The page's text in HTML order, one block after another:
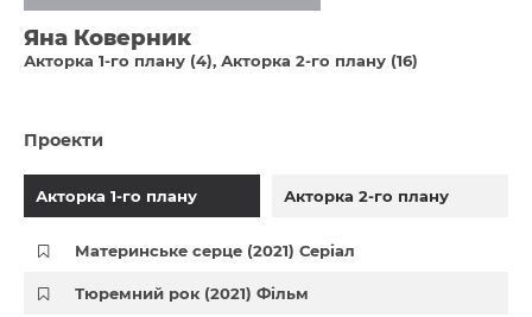
Яна Коверник
Акторка 1-го плану (4) Акторка 2-го плану (16)
Проекти
Акторка 1-го плану Акторка 2-го плану
Материнське серце (2021) Серіал
Тюремний рок (2021) Фільм